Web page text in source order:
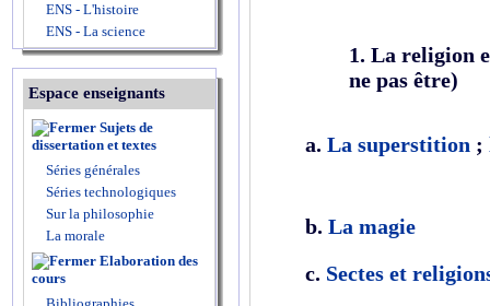
ENS - L'histoire
ENS - La science
Espace enseignants
Sujets de
dissertation et textes
Séries générales
Séries technologiques
Sur la philosophie
La morale
Elaboration des
cours
1. La religion
ne pas être)
a. La superstition ;
b. La magie
c. Sectes et